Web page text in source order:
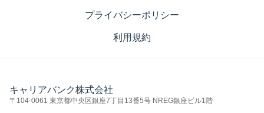
プライバシーポリシー
利用規約
キャリアバンク株式会社
〒104-0061 東京都中央区銀座7丁目13番5号 NREG銀座ビル1階